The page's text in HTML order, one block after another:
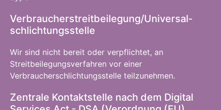
Verbraucher­streit­beilegung/Universal­
schlichtungs­stelle
Wir sind nicht bereit oder verpflichtet, an
Streitbeilegungsverfahren vor einer
Verbraucherschlichtungsstelle teilzunehmen.
Zentrale Kontaktstelle nach dem Digital